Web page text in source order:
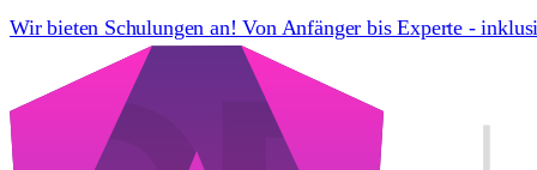
Wir bieten Schulungen an! Von Anfänger bis Experte -